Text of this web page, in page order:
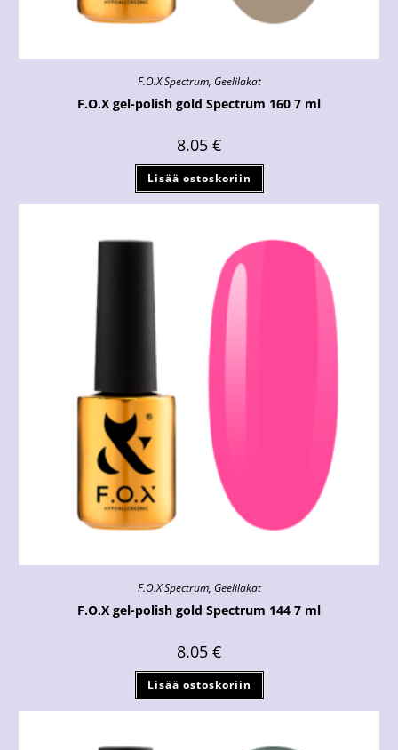
F.O.X Spectrum, Geelilakat
F.O.X gel-polish gold Spectrum 160 7 ml
8.05 €
Lisää ostoskoriin
F.O.X Spectrum, Geelilakat
F.O.X gel-polish gold Spectrum 144 7 ml
8.05 €
Lisää ostoskoriin